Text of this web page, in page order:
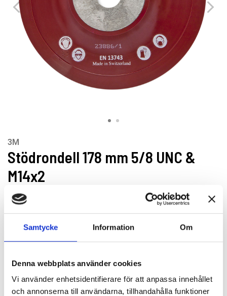
Samtycke Information Om
Denna webbplats använder cookies
Vi använder enhetsidentifierare för att anpassa innehållet
och annonserna till användarna, tillhandahålla funktioner
3M
Stödrondell 178 mm 5/8 UNC &
M14x2
Hård stödplatta i gummi för 3M™-fiberrondeller. Ger jämnt
stöd, minskar vibrationer och ökar komforten vid slipning.
Artikelnr: 64859
EAN-kod: 04046719523825
455 kr